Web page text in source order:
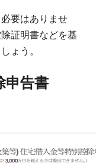
要はありませ
証明書などを基
ょう。
申告書